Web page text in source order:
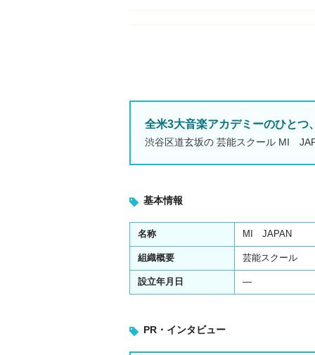
全米3大音楽アカデミーのひとつ
渋谷区道玄坂の 芸能スクール MI
基本情報
名称 MI JAPAN
組織概要 芸能スクール
設立年月日 ―
PR・インタビュー